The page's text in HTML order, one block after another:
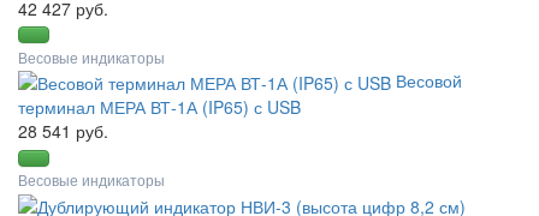
42 427 руб.
Весовые индикаторы
Весовой
терминал МЕРА ВТ-1А (IP65) с USB
28 541 руб.
Весовые индикаторы